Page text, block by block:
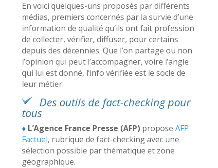
En voici quelques-uns proposés par différents
médias, premiers concernés par la survie d’une
information de qualité qu’ils ont fait profession
de collecter, vérifier, diffuser, pour certains
depuis des décennies. Que l’on partage ou non
l’opinion qui peut l’accompagner, voire l’angle
qui lui est donné, l’info vérifiée est le socle de
leur métier.
Des outils de fact-checking pour
tous
♦L’Agence France Presse (AFP)propose AFP
Factuel, rubrique de fact-checking avec une
sélection possible par thématique et zone
géographique.